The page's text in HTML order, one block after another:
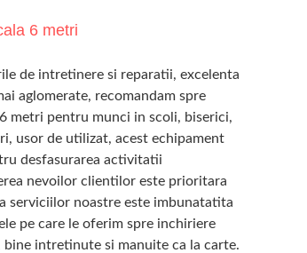
6 metri
de intretinere si reparatii, excelenta
aglomerate, recomandam spre
metri pentru munci in scoli, biserici,
usor de utilizat, acest echipament
desfasurarea activitatii
nevoilor clientilor este prioritara
serviciilor noastre este imbunatatita
pe care le oferim spre inchiriere
intretinute si manuite ca la carte.